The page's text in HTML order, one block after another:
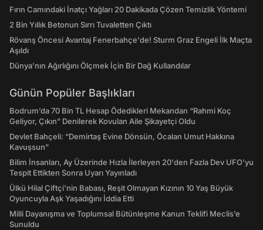
Fırın Camındaki İnatçı Yağları 20 Dakikada Çözen Temizlik Yöntemi
2 Bin Yıllık Betonun Sırrı Tuvaletten Çıktı
Rövanş Öncesi Avantaj Fenerbahçe'de! Sturm Graz Engeli İlk Maçta
Aşıldı
Dünya’nın Ağırlığını Ölçmek İçin Bir Dağ Kullandılar
Günün Popüler Başlıkları
Bodrum’da 70 Bin TL Hesap Ödedikleri Mekandan “Rahmi Koç
Geliyor, Çıkın” Denilerek Kovulan Aile Şikayetçi Oldu
Devlet Bahçeli: “Demirtaş Evine Dönsün, Öcalan Umut Hakkına
Kavuşsun”
Bilim İnsanları, Ay Üzerinde Hızla İlerleyen 20'den Fazla Dev UFO'yu
Tespit Ettikten Sonra Uyarı Yayınladı
Ülkü Hilal Çiftçi'nin Babası, Reşit Olmayan Kızının 10 Yaş Büyük
Oyuncuyla Aşk Yaşadığını İddia Etti
Milli Dayanışma ve Toplumsal Bütünleşme Kanun Teklifi Meclis’e
Sunuldu